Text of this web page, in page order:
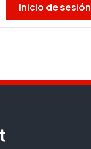
Inicio de sesión